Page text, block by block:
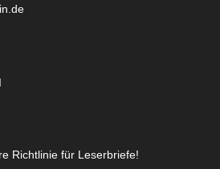
Richtlinie für Leserbriefe!